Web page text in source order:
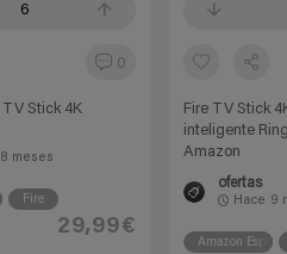
6
0
Stick 4K
8 meses
Fire
29,99€
Fire TV Stick
inteligente
Amazon
ofertas
Hace 9
Amazon España